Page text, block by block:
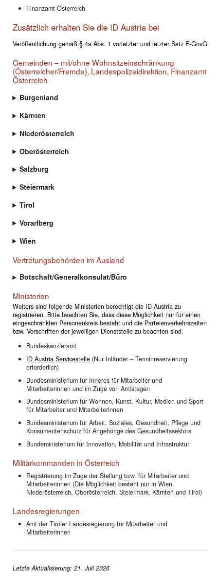
Finanzamt Österreich
Zusätzlich erhalten Sie die ID Austria bei
Veröffentlichung gemäß § 4a Abs. 1 vorletzter und letzter Satz E-GovG
Gemeinden – mit/ohne Wohnsitzeinschränkung
(Österreicher/Fremde), Landespolizeidirektion, Finanzamt
Österreich
Burgenland
Kärnten
Niederösterreich
Oberösterreich
Salzburg
Steiermark
Tirol
Vorarlberg
Wien
Vertretungsbehörden im Ausland
Botschaft/Generalkonsulat/Büro
Ministerien
Weiters sind folgende Ministerien berechtigt die IDAustriazu
registrieren. Bitte beachten Sie, dass diese Möglichkeit nur für einen
eingeschränkten Personenkreis besteht und die Parteienverkehrszeiten
bzw. Vorschriften der jeweiligen Dienststelle zu beachten sind.
Bundeskanzleramt
ID Austria Servicestelle(Nur Inländer – Terminreservierung
erforderlich)
Bundesministerium für Inneres für Mitarbeiter und
Mitarbeiterinnen und im Zuge von Amtstagen
Bundesministerium für Wohnen, Kunst, Kultur, Medien und Sport
für Mitarbeiter und Mitarbeiterinnen
Bundesministerium für Arbeit, Soziales, Gesundheit, Pflege und
Konsumentenschutz für Angehörige des Gesundheitssektors
Bundeministerium für Innovation, Mobilität und Infrastruktur
Militärkommanden in Österreich
Registrierung im Zuge der Stellung bzw. für Mitarbeiter und
Mitarbeiterinnen (Die Möglichkeit besteht nur in Wien,
Niederösterreich, Oberösterreich, Steiermark, Kärnten und Tirol)
Landesregierungen
Amt der Tiroler Landesregierung für Mitarbeiter und
Mitarbeiterinnen
Letzte Aktualisierung: 21. Juli 2026